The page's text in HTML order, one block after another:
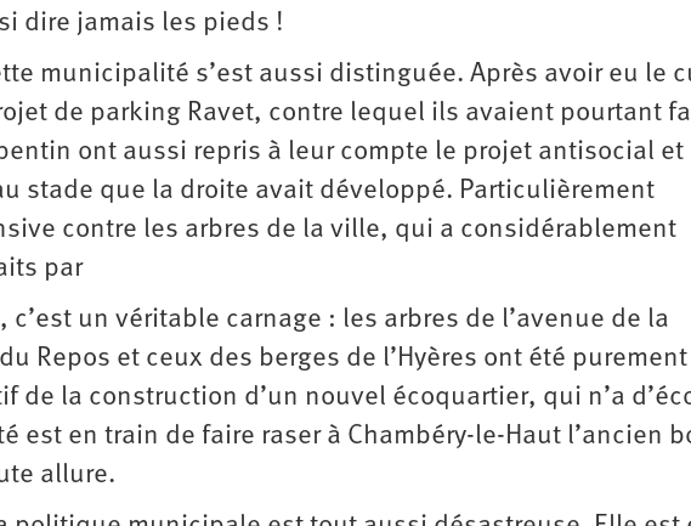
dire jamais les pieds !
municipalité s’est aussi distinguée. Après avoir eu le
de parking Ravet, contre lequel ils avaient pourtant
ont aussi repris à leur compte le projet antisocial et
stade que la droite avait développé. Particulièrement
contre les arbres de la ville, qui a considérablement
par
un véritable carnage : les arbres de l’avenue de la
Repos et ceux des berges de l’Hyères ont été
de la construction d’un nouvel écoquartier, qui n’a
est en train de faire raser à Chambéry-le-Haut l’ancien
allure.